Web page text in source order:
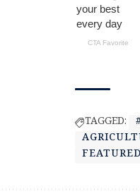
TAGGED:
FEATURED